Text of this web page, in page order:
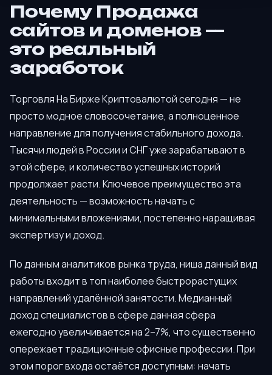
Почему Продажа
сайтов и доменов —
это реальный
заработок
Торговля На Бирже Криптовалютой сегодня — не
просто модное словосочетание, а полноценное
направление для получения стабильного дохода.
Тысячи людей в России и СНГ уже зарабатывают в
этой сфере, и количество успешных историй
продолжает расти. Ключевое преимущество эта
деятельность — возможность начать с
минимальными вложениями, постепенно наращивая
экспертизу и доход.
По данным аналитиков рынка труда, ниша данный вид
работы входит в топ наиболее быстрорастущих
направлений удалённой занятости. Медианный
доход специалистов в сфере данная сфера
ежегодно увеличивается на 2–7%, что существенно
опережает традиционные офисные профессии. При
этом порог входа остаётся доступным: начать